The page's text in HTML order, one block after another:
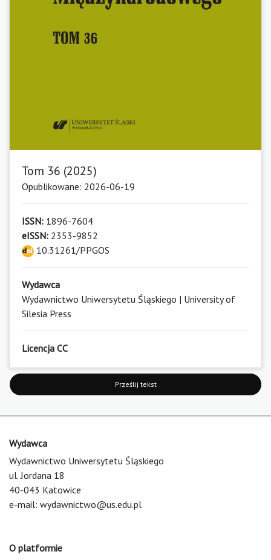
Tom 36 (2025)
Opublikowane: 2026-06-19
ISSN: 1896-7604
eISSN: 2353-9852
10.31261/PPGOS
Wydawca
Wydawnictwo Uniwersytetu Śląskiego | University of
Silesia Press
Licencja CC
Prześlij tekst
Wydawca
Wydawnictwo Uniwersytetu Śląskiego
ul. Jordana 18
40-043 Katowice
e-mail: wydawnictwo@us.edu.pl
O platformie